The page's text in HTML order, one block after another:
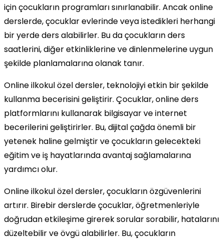
için çocukların programları sınırlanabilir. Ancak online
derslerde, çocuklar evlerinde veya istedikleri herhangi
bir yerde ders alabilirler. Bu da çocukların ders
saatlerini, diğer etkinliklerine ve dinlenmelerine uygun
şekilde planlamalarına olanak tanır.
Online ilkokul özel dersler, teknolojiyi etkin bir şekilde
kullanma becerisini geliştirir. Çocuklar, online ders
platformlarını kullanarak bilgisayar ve internet
becerilerini geliştirirler. Bu, dijital çağda önemli bir
yetenek haline gelmiştir ve çocukların gelecekteki
eğitim ve iş hayatlarında avantaj sağlamalarına
yardımcı olur.
Online ilkokul özel dersler, çocukların özgüvenlerini
artırır. Birebir derslerde çocuklar, öğretmenleriyle
doğrudan etkileşime girerek sorular sorabilir, hatalarını
düzeltebilir ve övgü alabilirler. Bu, çocukların